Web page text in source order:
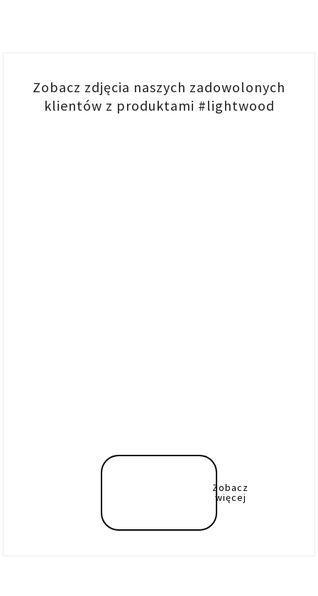
Zobacz zdjęcia naszych zadowolonych
klientów z produktami #lightwood
Zobacz
więcej